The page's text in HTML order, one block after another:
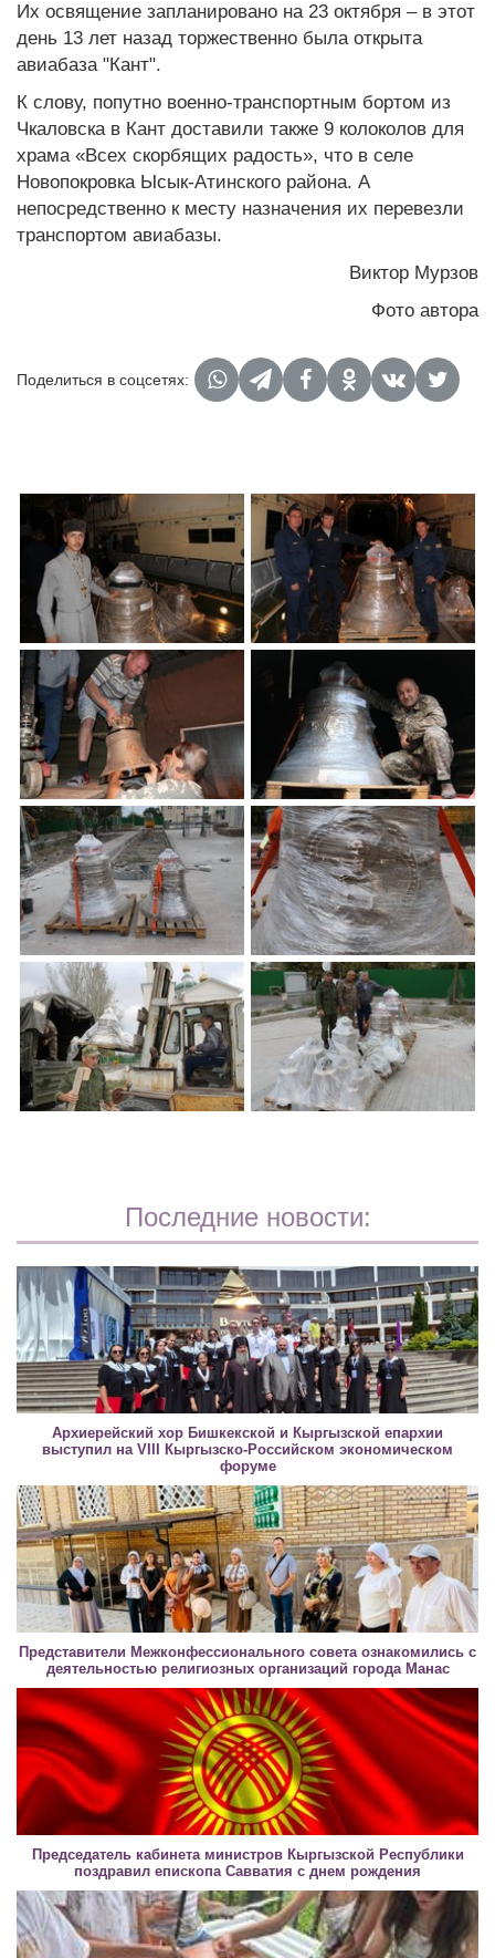
Их освящение запланировано на 23 октября – в этот
день 13 лет назад торжественно была открыта
авиабаза "Кант".
К слову, попутно военно-транспортным бортом из
Чкаловска в Кант доставили также 9 колоколов для
храма «Всех скорбящих радость», что в селе
Новопокровка Ысык-Атинского района. А
непосредственно к месту назначения их перевезли
транспортом авиабазы.
Виктор Мурзов
Фото автора
Поделиться в соцсетях:
Последние новости:
Архиерейский хор Бишкекской и Кыргызской епархии
выступил на VIII Кыргызско-Российском экономическом
форуме
Представители Межконфессионального совета ознакомились с
деятельностью религиозных организаций города Манас
Председатель кабинета министров Кыргызской Республики
поздравил епископа Савватия с днем рождения